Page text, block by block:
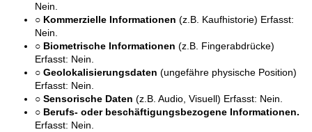
Nein.
○ Kommerzielle Informationen (z.B. Kaufhistorie) Erfasst:
Nein.
○ Biometrische Informationen (z.B. Fingerabdrücke)
Erfasst: Nein.
○ Geolokalisierungsdaten (ungefähre physische Position)
Erfasst: Nein.
○ Sensorische Daten (z.B. Audio, Visuell) Erfasst: Nein.
○ Berufs- oder beschäftigungsbezogene Informationen.
Erfasst: Nein.